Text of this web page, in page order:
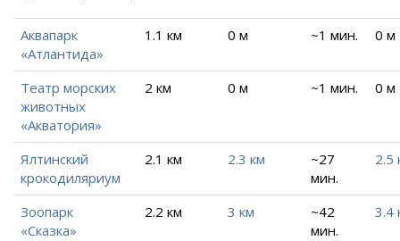
Аквапарк
«Атлантида»
1.1 км 0 м ~1 мин. 0 м
Театр морских
животных
«Акватория»
2 км 0 м ~1 мин. 0 м
Ялтинский
крокодиляриум
2.1 км 2.3 км
~27
мин.
2.5
Зоопарк
«Сказка»
2.2 км 3 км
~42
мин.
3.4